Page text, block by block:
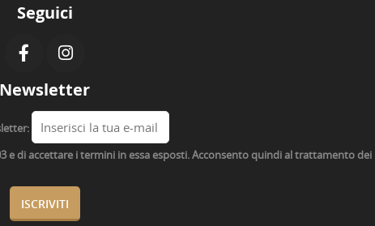
Seguici
Newsletter
e di accettare i termini in essa esposti. Acconsento quindi al trattamento dei